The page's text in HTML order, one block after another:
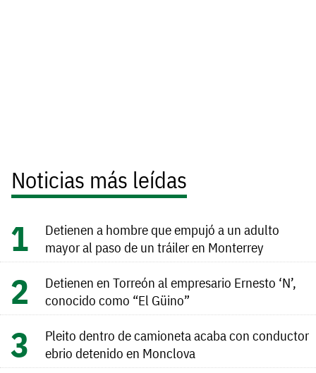
Noticias más leídas
Detienen a hombre que empujó a un adulto
mayor al paso de un tráiler en Monterrey
Detienen en Torreón al empresario Ernesto ‘N’,
conocido como “El Güino”
Pleito dentro de camioneta acaba con conductor
ebrio detenido en Monclova